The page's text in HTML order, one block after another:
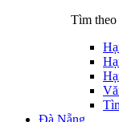
Tìm theo
Đà Nẵng